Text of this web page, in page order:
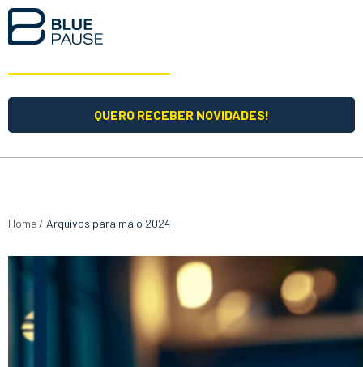
QUERO RECEBER NOVIDADES!
Home / Arquivos para maio 2024